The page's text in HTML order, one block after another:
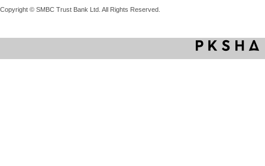
Copyright © SMBC Trust Bank Ltd. All Rights Reserved.